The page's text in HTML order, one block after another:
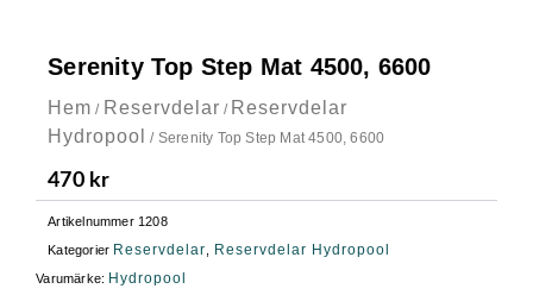
Serenity Top Step Mat 4500, 6600
Hem / Reservdelar / Reservdelar
Hydropool
/ Serenity Top Step Mat 4500, 6600
470 kr
Artikelnummer 1208
Kategorier Reservdelar Reservdelar Hydropool
Varumärke: Hydropool